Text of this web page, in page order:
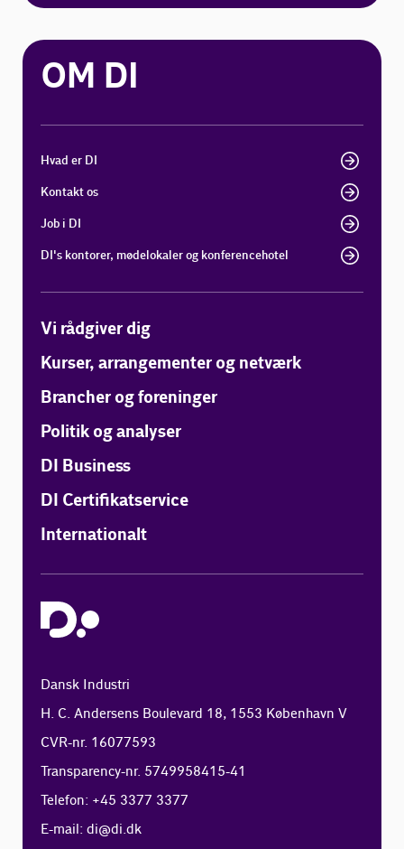
OM DI
Hvad er DI
Kontakt os
Job i DI
DI's kontorer, mødelokaler og konferencehotel
Vi rådgiver dig
Kurser, arrangementer og netværk
Brancher og foreninger
Politik og analyser
DI Business
DI Certifikatservice
Internationalt
Dansk Industri
H. C. Andersens Boulevard 18, 1553 København V
CVR-nr. 16077593
Transparency-nr. 5749958415-41
Telefon: +45 3377 3377
E-mail:di@di.dk